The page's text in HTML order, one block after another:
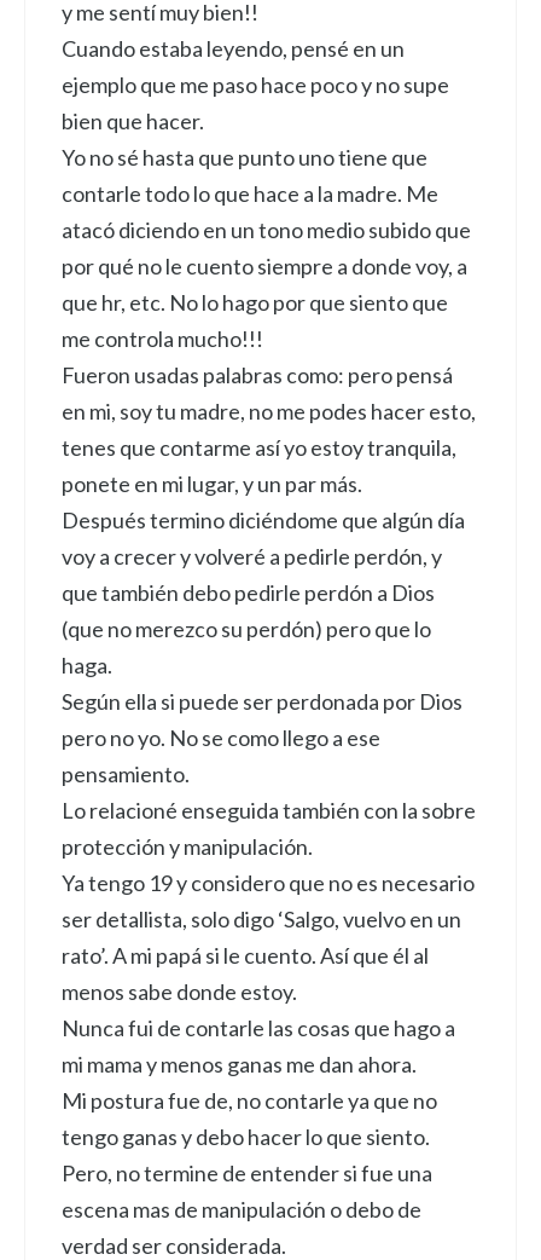
y me sentí muy bien!!
Cuando estaba leyendo, pensé en un
ejemplo que me paso hace poco y no supe
bien que hacer.
Yo no sé hasta que punto uno tiene que
contarle todo lo que hace a la madre. Me
atacó diciendo en un tono medio subido que
por qué no le cuento siempre a donde voy, a
que hr, etc. No lo hago por que siento que
me controla mucho!!!
Fueron usadas palabras como: pero pensá
en mi, soy tu madre, no me podes hacer esto,
tenes que contarme así yo estoy tranquila,
ponete en mi lugar, y un par más.
Después termino diciéndome que algún día
voy a crecer y volveré a pedirle perdón, y
que también debo pedirle perdón a Dios
(que no merezco su perdón) pero que lo
haga.
Según ella si puede ser perdonada por Dios
pero no yo. No se como llego a ese
pensamiento.
Lo relacioné enseguida también con la sobre
protección y manipulación.
Ya tengo 19 y considero que no es necesario
ser detallista, solo digo ‘Salgo, vuelvo en un
rato’. A mi papá si le cuento. Así que él al
menos sabe donde estoy.
Nunca fui de contarle las cosas que hago a
mi mama y menos ganas me dan ahora.
Mi postura fue de, no contarle ya que no
tengo ganas y debo hacer lo que siento.
Pero, no termine de entender si fue una
escena mas de manipulación o debo de
verdad ser considerada.